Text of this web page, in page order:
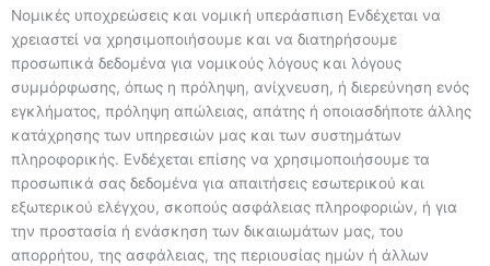
Νομικές υποχρεώσεις και νομική υπεράσπιση Ενδέχεται να
χρειαστεί να χρησιμοποιήσουμε και να διατηρήσουμε
προσωπικά δεδομένα για νομικούς λόγους και λόγους
συμμόρφωσης, όπως η πρόληψη, ανίχνευση, ή διερεύνηση ενός
εγκλήματος, πρόληψη απώλειας, απάτης ή οποιασδήποτε άλλης
κατάχρησης των υπηρεσιών μας και των συστημάτων
πληροφορικής. Ενδέχεται επίσης να χρησιμοποιήσουμε τα
προσωπικά σας δεδομένα για απαιτήσεις εσωτερικού και
εξωτερικού ελέγχου, σκοπούς ασφάλειας πληροφοριών, ή για
την προστασία ή ενάσκηση των δικαιωμάτων μας, του
απορρήτου, της ασφάλειας, της περιουσίας ημών ή άλλων